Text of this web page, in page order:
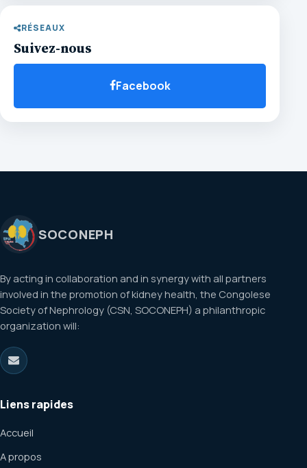
RÉSEAUX
Suivez-nous
Facebook
SOCONEPH
By acting in collaboration and in synergy with all partners
involved in the promotion of kidney health, the Congolese
Society of Nephrology (CSN, SOCONEPH) a philanthropic
organization will:
Liens rapides
Accueil
A propos